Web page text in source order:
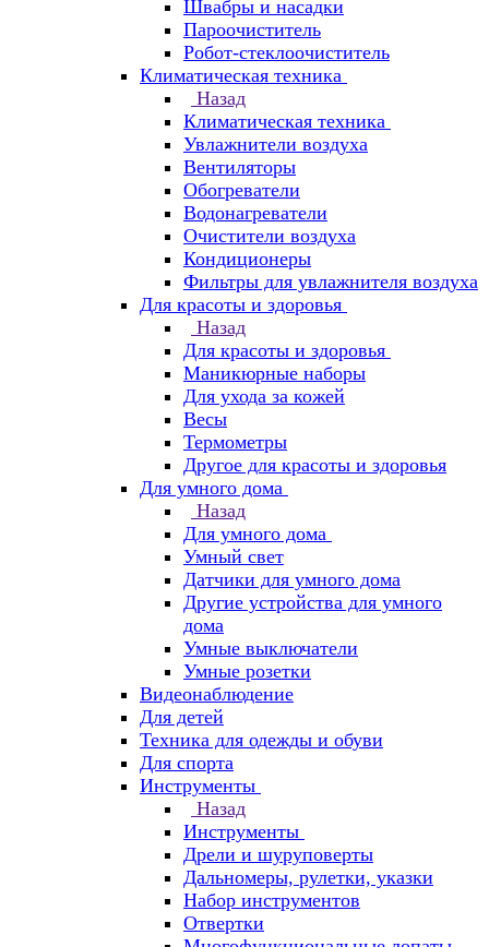
Швабры и насадки
Пароочиститель
Робот-стеклоочиститель
Климатическая техника
Назад
Климатическая техника
Увлажнители воздуха
Вентиляторы
Обогреватели
Водонагреватели
Очистители воздуха
Кондиционеры
Фильтры для увлажнителя воздуха
Для красоты и здоровья
Назад
Для красоты и здоровья
Маникюрные наборы
Для ухода за кожей
Весы
Термометры
Другое для красоты и здоровья
Для умного дома
Назад
Для умного дома
Умный свет
Датчики для умного дома
Другие устройства для умного
дома
Умные выключатели
Умные розетки
Видеонаблюдение
Для детей
Техника для одежды и обуви
Для спорта
Инструменты
Назад
Инструменты
Дрели и шуруповерты
Дальномеры, рулетки, указки
Набор инструментов
Отвертки